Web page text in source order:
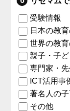
受験情報
日本の教
世界の教
親子・子
専門家・
ICT活用事
著名人の
その他